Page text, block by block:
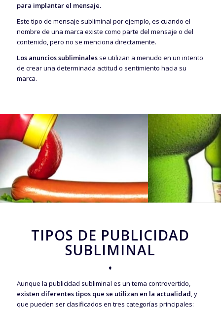
para implantar el mensaje.
Este tipo de mensaje subliminal por ejemplo, es cuando el
nombre de una marca existe como parte del mensaje o del
contenido, pero no se menciona directamente.
Los anuncios subliminalesse utilizan a menudo en un intento
de crear una determinada actitud o sentimiento hacia su
marca.
TIPOS DE PUBLICIDAD
SUBLIMINAL
♦
Aunque la publicidad subliminal es un tema controvertido,
existen diferentes tipos que se utilizan en la actualidad, y
que pueden ser clasificados en tres categorías principales: